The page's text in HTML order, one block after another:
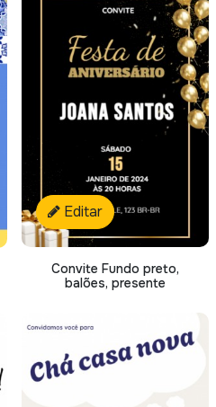
Editar
Convite Fundo preto,
balões, presente